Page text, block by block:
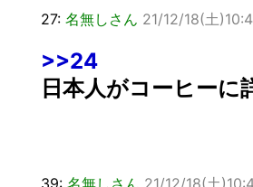
27: 名無しさん 21/12/18(土
>>24
日本人がコーヒーに